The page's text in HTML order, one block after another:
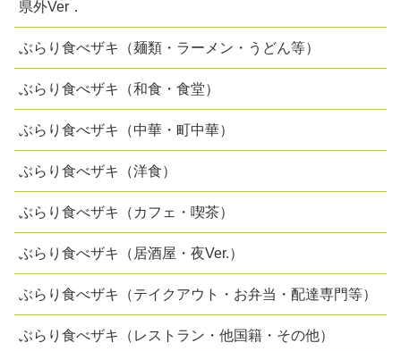
県外Ver．
ぶらり食べザキ（麺類・ラーメン・うどん等）
ぶらり食べザキ（和食・食堂）
ぶらり食べザキ（中華・町中華）
ぶらり食べザキ（洋食）
ぶらり食べザキ（カフェ・喫茶）
ぶらり食べザキ（居酒屋・夜Ver.）
ぶらり食べザキ（テイクアウト・お弁当・配達専門等）
ぶらり食べザキ（レストラン・他国籍・その他）